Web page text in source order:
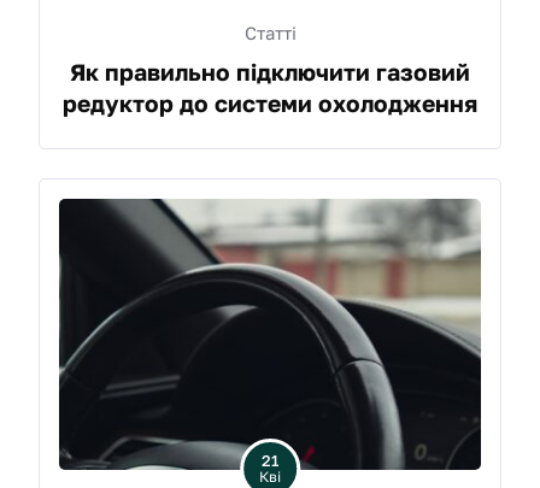
Статті
Як правильно підключити газовий
редуктор до системи охолодження
21
Кві